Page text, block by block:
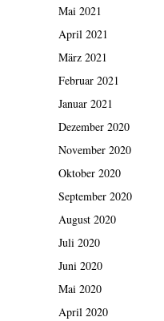
Mai 2021
April 2021
März 2021
Februar 2021
Januar 2021
Dezember 2020
November 2020
Oktober 2020
September 2020
August 2020
Juli 2020
Juni 2020
Mai 2020
April 2020